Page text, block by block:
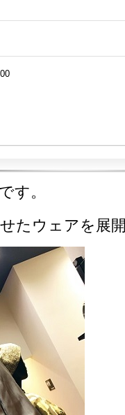
す。
たウェアを展